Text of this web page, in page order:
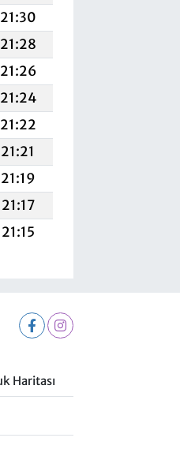
21:30
21:28
21:26
21:24
21:22
21:21
21:19
21:17
21:15
Haritası